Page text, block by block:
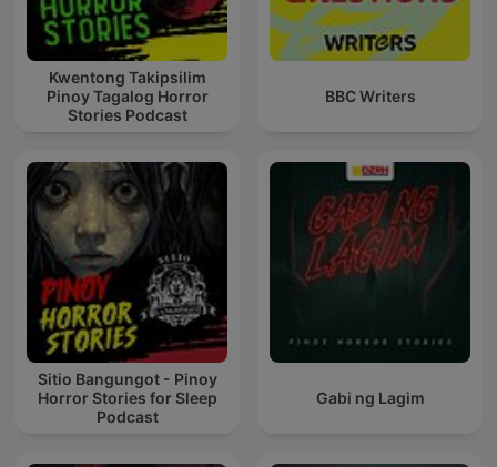
Kwentong Takipsilim
Pinoy Tagalog Horror
Stories Podcast
BBC Writers
Sitio Bangungot - Pinoy
Horror Stories for Sleep
Podcast
Gabi ng Lagim